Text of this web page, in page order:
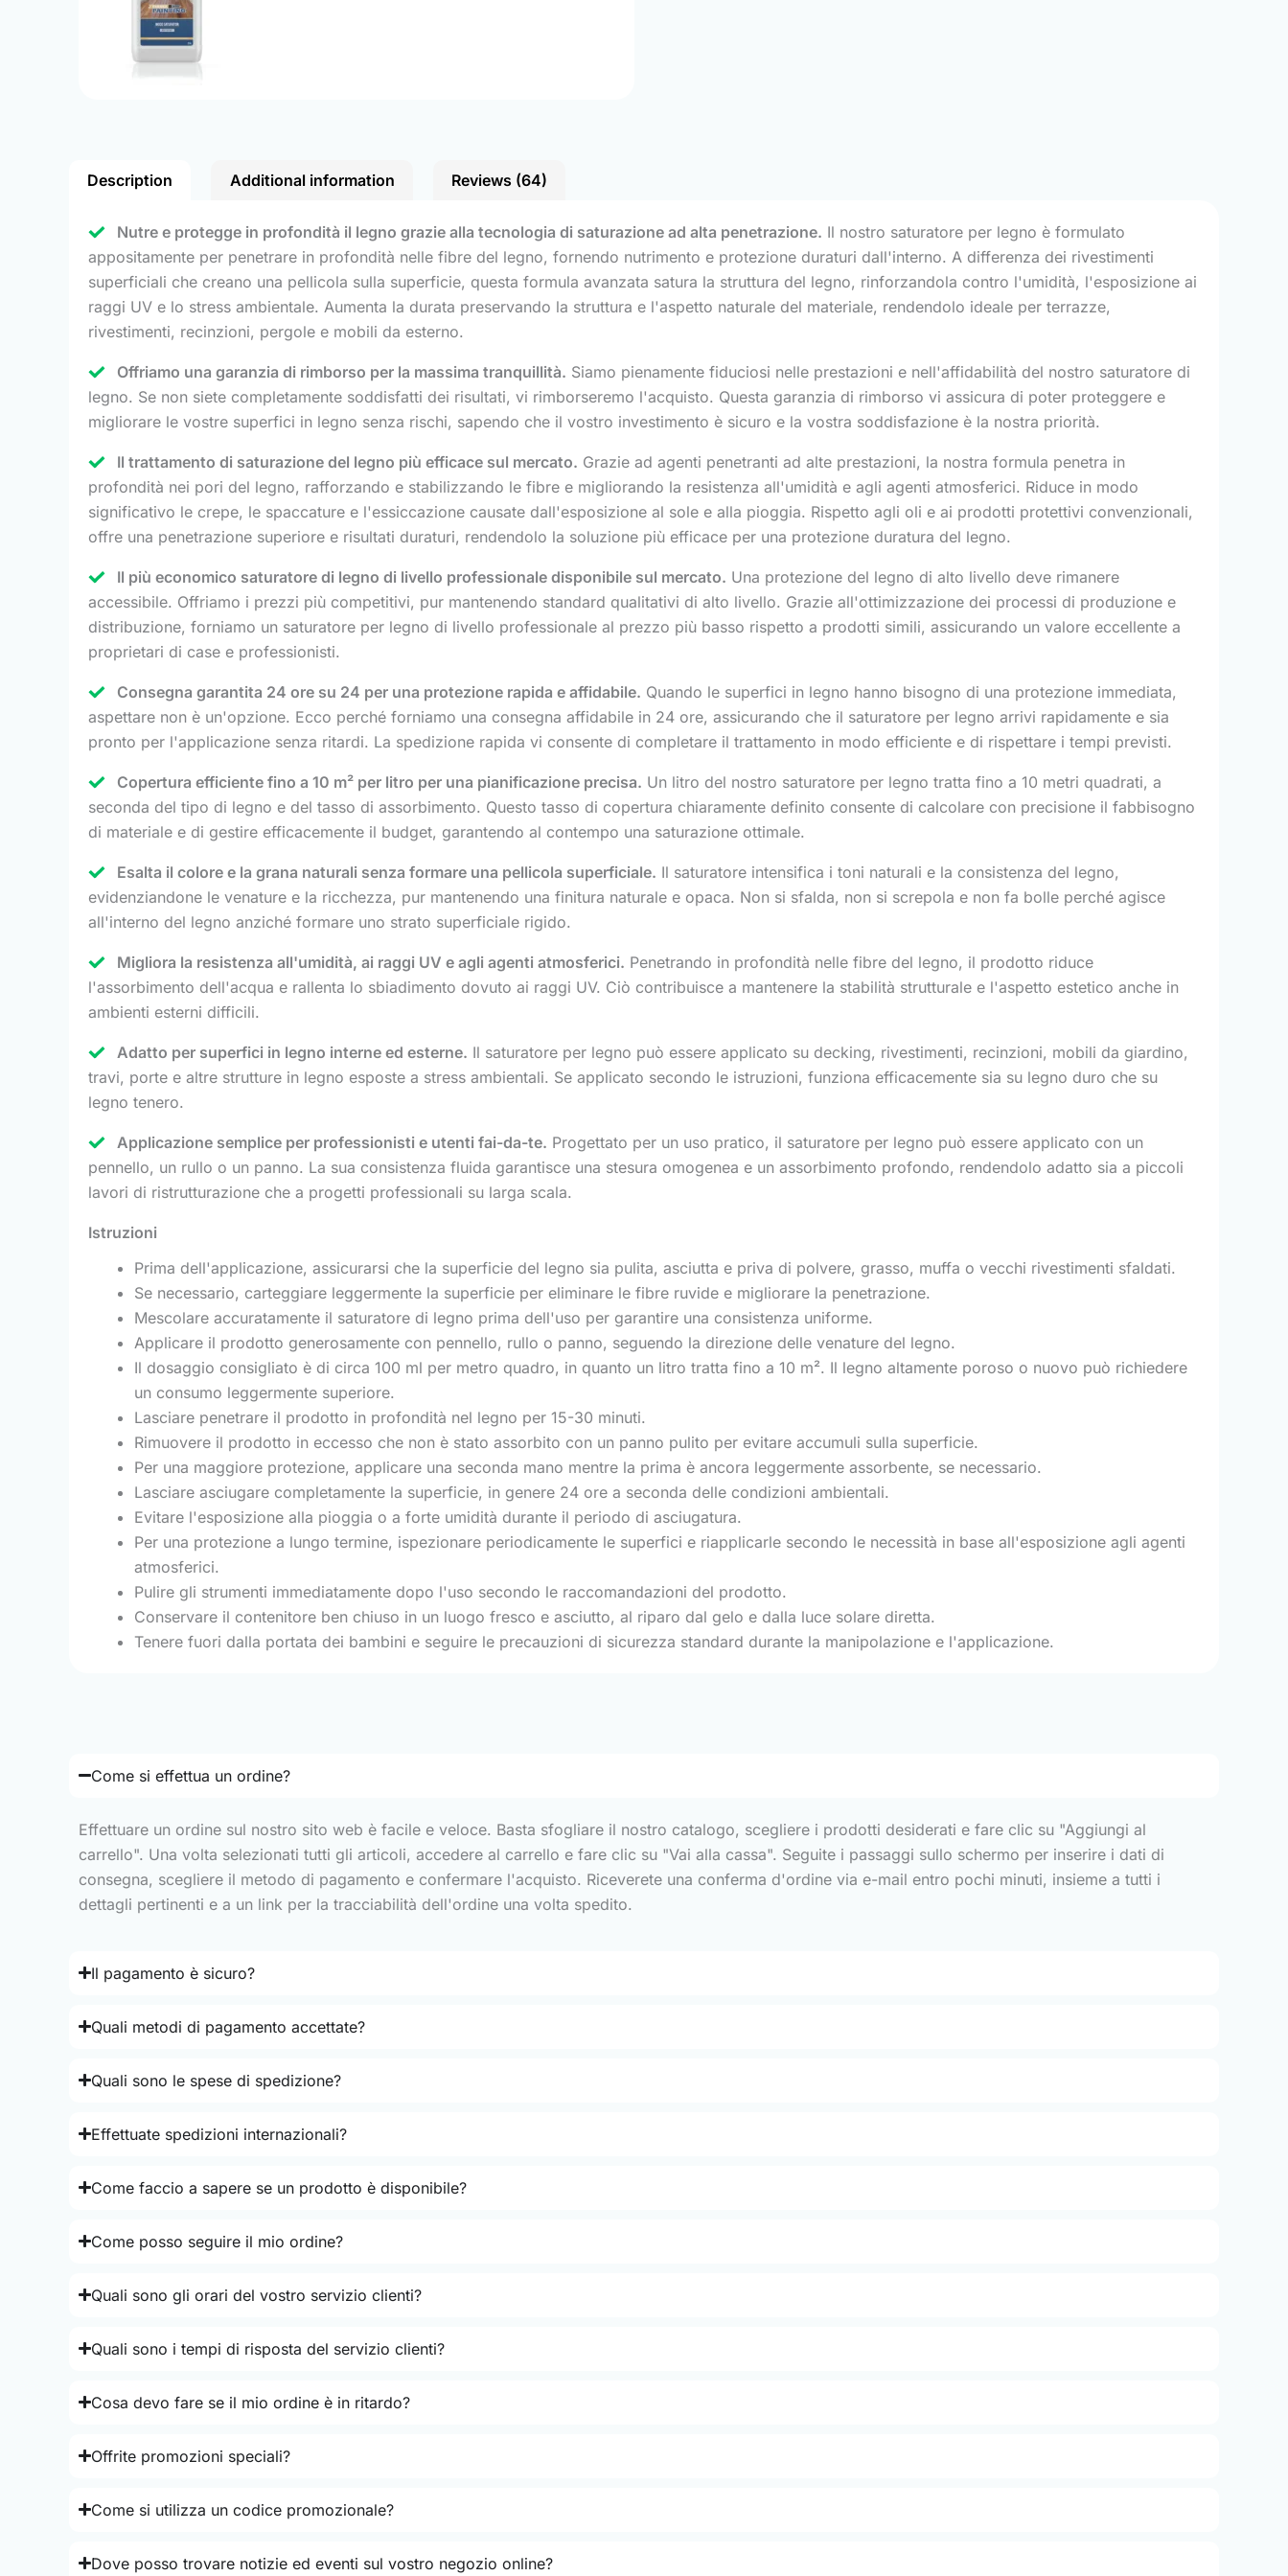
Description Additional information Reviews (64)
Nutre e protegge in profondità il legno grazie alla tecnologia di saturazione ad alta penetrazione. Il nostro saturatore per legno è formulato
appositamente per penetrare in profondità nelle fibre del legno, fornendo nutrimento e protezione duraturi dall'interno. A differenza dei rivestimenti
superficiali che creano una pellicola sulla superficie, questa formula avanzata satura la struttura del legno, rinforzandola contro l'umidità, l'esposizione ai
raggi UV e lo stress ambientale. Aumenta la durata preservando la struttura e l'aspetto naturale del materiale, rendendolo ideale per terrazze,
rivestimenti, recinzioni, pergole e mobili da esterno.
Offriamo una garanzia di rimborso per la massima tranquillità. Siamo pienamente fiduciosi nelle prestazioni e nell'affidabilità del nostro saturatore di
legno. Se non siete completamente soddisfatti dei risultati, vi rimborseremo l'acquisto. Questa garanzia di rimborso vi assicura di poter proteggere e
migliorare le vostre superfici in legno senza rischi, sapendo che il vostro investimento è sicuro e la vostra soddisfazione è la nostra priorità.
Il trattamento di saturazione del legno più efficace sul mercato. Grazie ad agenti penetranti ad alte prestazioni, la nostra formula penetra in
profondità nei pori del legno, rafforzando e stabilizzando le fibre e migliorando la resistenza all'umidità e agli agenti atmosferici. Riduce in modo
significativo le crepe, le spaccature e l'essiccazione causate dall'esposizione al sole e alla pioggia. Rispetto agli oli e ai prodotti protettivi convenzionali,
offre una penetrazione superiore e risultati duraturi, rendendolo la soluzione più efficace per una protezione duratura del legno.
Il più economico saturatore di legno di livello professionale disponibile sul mercato. Una protezione del legno di alto livello deve rimanere
accessibile. Offriamo i prezzi più competitivi, pur mantenendo standard qualitativi di alto livello. Grazie all'ottimizzazione dei processi di produzione e
distribuzione, forniamo un saturatore per legno di livello professionale al prezzo più basso rispetto a prodotti simili, assicurando un valore eccellente a
proprietari di case e professionisti.
Consegna garantita 24 ore su 24 per una protezione rapida e affidabile. Quando le superfici in legno hanno bisogno di una protezione immediata,
aspettare non è un'opzione. Ecco perché forniamo una consegna affidabile in 24 ore, assicurando che il saturatore per legno arrivi rapidamente e sia
pronto per l'applicazione senza ritardi. La spedizione rapida vi consente di completare il trattamento in modo efficiente e di rispettare i tempi previsti.
Copertura efficiente fino a 10 m² per litro per una pianificazione precisa. Un litro del nostro saturatore per legno tratta fino a 10 metri quadrati, a
seconda del tipo di legno e del tasso di assorbimento. Questo tasso di copertura chiaramente definito consente di calcolare con precisione il fabbisogno
di materiale e di gestire efficacemente il budget, garantendo al contempo una saturazione ottimale.
Esalta il colore e la grana naturali senza formare una pellicola superficiale. Il saturatore intensifica i toni naturali e la consistenza del legno,
evidenziandone le venature e la ricchezza, pur mantenendo una finitura naturale e opaca. Non si sfalda, non si screpola e non fa bolle perché agisce
all'interno del legno anziché formare uno strato superficiale rigido.
Migliora la resistenza all'umidità, ai raggi UV e agli agenti atmosferici. Penetrando in profondità nelle fibre del legno, il prodotto riduce
l'assorbimento dell'acqua e rallenta lo sbiadimento dovuto ai raggi UV. Ciò contribuisce a mantenere la stabilità strutturale e l'aspetto estetico anche in
ambienti esterni difficili.
Adatto per superfici in legno interne ed esterne. Il saturatore per legno può essere applicato su decking, rivestimenti, recinzioni, mobili da giardino,
travi, porte e altre strutture in legno esposte a stress ambientali. Se applicato secondo le istruzioni, funziona efficacemente sia su legno duro che su
legno tenero.
Applicazione semplice per professionisti e utenti fai-da-te. Progettato per un uso pratico, il saturatore per legno può essere applicato con un
pennello, un rullo o un panno. La sua consistenza fluida garantisce una stesura omogenea e un assorbimento profondo, rendendolo adatto sia a piccoli
lavori di ristrutturazione che a progetti professionali su larga scala.
Istruzioni
Prima dell'applicazione, assicurarsi che la superficie del legno sia pulita, asciutta e priva di polvere, grasso, muffa o vecchi rivestimenti sfaldati.
Se necessario, carteggiare leggermente la superficie per eliminare le fibre ruvide e migliorare la penetrazione.
Mescolare accuratamente il saturatore di legno prima dell'uso per garantire una consistenza uniforme.
Applicare il prodotto generosamente con pennello, rullo o panno, seguendo la direzione delle venature del legno.
Il dosaggio consigliato è di circa 100 ml per metro quadro, in quanto un litro tratta fino a 10 m². Il legno altamente poroso o nuovo può richiedere
un consumo leggermente superiore.
Lasciare penetrare il prodotto in profondità nel legno per 15-30 minuti.
Rimuovere il prodotto in eccesso che non è stato assorbito con un panno pulito per evitare accumuli sulla superficie.
Per una maggiore protezione, applicare una seconda mano mentre la prima è ancora leggermente assorbente, se necessario.
Lasciare asciugare completamente la superficie, in genere 24 ore a seconda delle condizioni ambientali.
Evitare l'esposizione alla pioggia o a forte umidità durante il periodo di asciugatura.
Per una protezione a lungo termine, ispezionare periodicamente le superfici e riapplicarle secondo le necessità in base all'esposizione agli agenti
atmosferici.
Pulire gli strumenti immediatamente dopo l'uso secondo le raccomandazioni del prodotto.
Conservare il contenitore ben chiuso in un luogo fresco e asciutto, al riparo dal gelo e dalla luce solare diretta.
Tenere fuori dalla portata dei bambini e seguire le precauzioni di sicurezza standard durante la manipolazione e l'applicazione.
Come si effettua un ordine?
Effettuare un ordine sul nostro sito web è facile e veloce. Basta sfogliare il nostro catalogo, scegliere i prodotti desiderati e fare clic su "Aggiungi al
carrello". Una volta selezionati tutti gli articoli, accedere al carrello e fare clic su "Vai alla cassa". Seguite i passaggi sullo schermo per inserire i dati di
consegna, scegliere il metodo di pagamento e confermare l'acquisto. Riceverete una conferma d'ordine via e-mail entro pochi minuti, insieme a tutti i
dettagli pertinenti e a un link per la tracciabilità dell'ordine una volta spedito.
Il pagamento è sicuro?
Quali metodi di pagamento accettate?
Quali sono le spese di spedizione?
Effettuate spedizioni internazionali?
Come faccio a sapere se un prodotto è disponibile?
Come posso seguire il mio ordine?
Quali sono gli orari del vostro servizio clienti?
Quali sono i tempi di risposta del servizio clienti?
Cosa devo fare se il mio ordine è in ritardo?
Offrite promozioni speciali?
Come si utilizza un codice promozionale?
Dove posso trovare notizie ed eventi sul vostro negozio online?